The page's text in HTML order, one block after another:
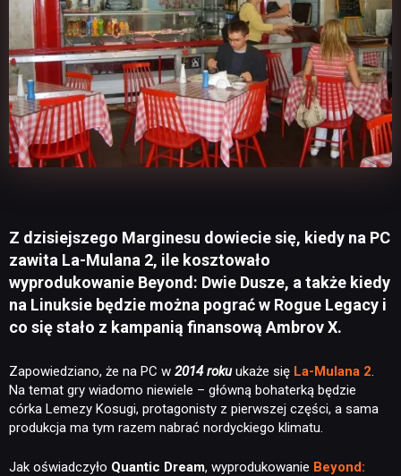
Z dzisiejszego Marginesu dowiecie się, kiedy na PC
zawita La-Mulana 2, ile kosztowało
wyprodukowanie Beyond: Dwie Dusze, a także kiedy
na Linuksie będzie można pograć w Rogue Legacy i
co się stało z kampanią finansową Ambrov X.
Zapowiedziano, że na PC w 2014 rokuukaże się La-Mulana 2.
Na temat gry wiadomo niewiele – główną bohaterką będzie
córka Lemezy Kosugi, protagonisty z pierwszej części, a sama
produkcja ma tym razem nabrać nordyckiego klimatu.
Jak oświadczyło Quantic Dream, wyprodukowanie Beyond: